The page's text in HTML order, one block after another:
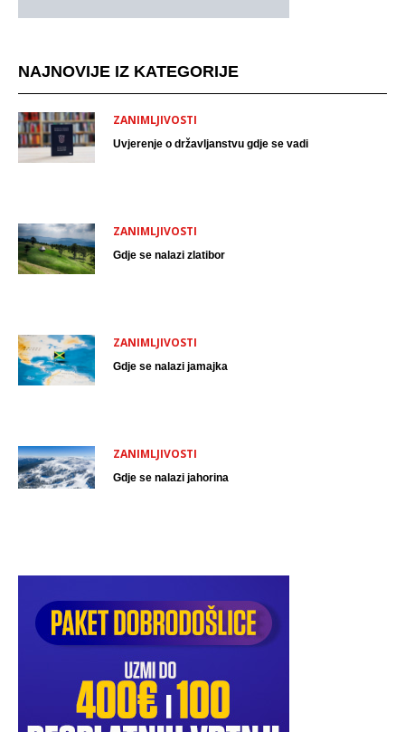
NAJNOVIJE IZ KATEGORIJE
ZANIMLJIVOSTI
Uvjerenje o državljanstvu gdje se vadi
ZANIMLJIVOSTI
Gdje se nalazi zlatibor
ZANIMLJIVOSTI
Gdje se nalazi jamajka
ZANIMLJIVOSTI
Gdje se nalazi jahorina